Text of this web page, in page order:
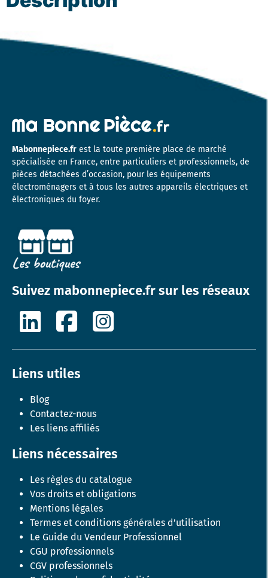
Mabonnepiece.fr est la toute première place de marché
spécialisée en France, entre particuliers et professionnels, de
pièces détachées d’occasion, pour les équipements
électroménagers et à tous les autres appareils électriques et
électroniques du foyer.
Suivez mabonnepiece.fr sur les réseaux
Liens utiles
Blog
Contactez-nous
Les liens affiliés
Liens nécessaires
Les règles du catalogue
Vos droits et obligations
Mentions légales
Termes et conditions générales d’utilisation
Le Guide du Vendeur Professionnel
CGU professionnels
CGV professionnels